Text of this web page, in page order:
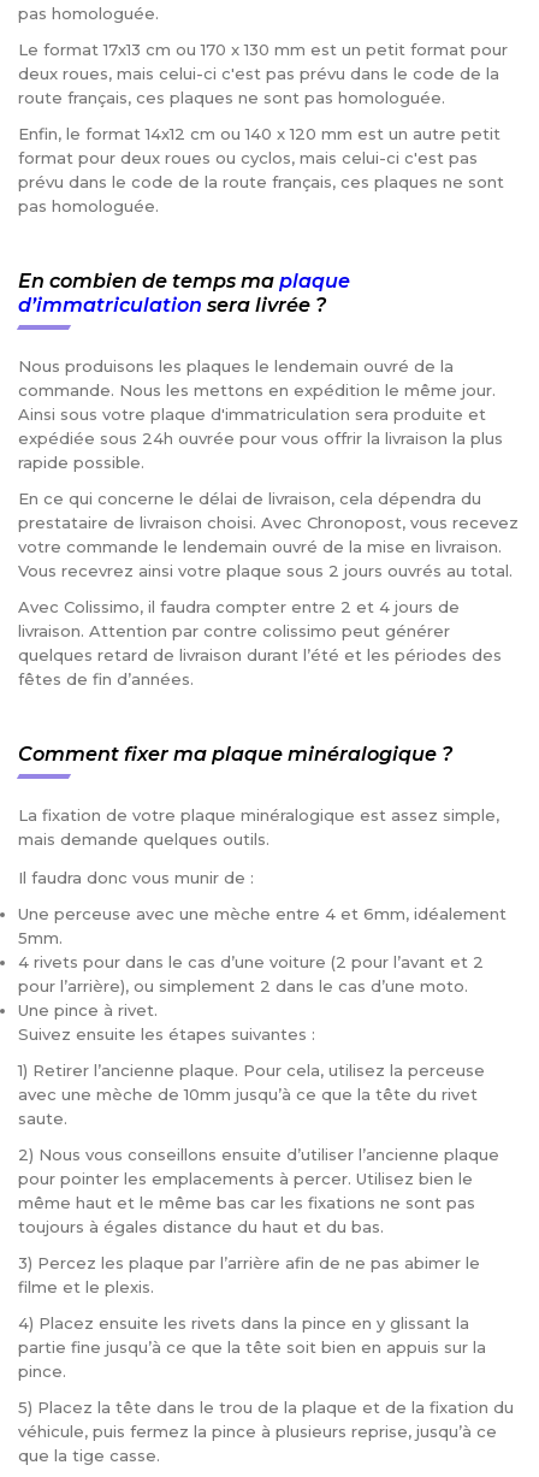
pas homologuée.
Le format 17x13 cm ou 170 x 130 mm est un petit format pour
deux roues, mais celui-ci c'est pas prévu dans le code de la
route français, ces plaques ne sont pas homologuée.
Enfin, le format 14x12 cm ou 140 x 120 mm est un autre petit
format pour deux roues ou cyclos, mais celui-ci c'est pas
prévu dans le code de la route français, ces plaques ne sont
pas homologuée.
En combien de temps ma plaque
d’immatriculation sera livrée ?
Nous produisons les plaques le lendemain ouvré de la
commande. Nous les mettons en expédition le même jour.
Ainsi sous votre plaque d'immatriculation sera produite et
expédiée sous 24h ouvrée pour vous offrir la livraison la plus
rapide possible.
En ce qui concerne le délai de livraison, cela dépendra du
prestataire de livraison choisi. Avec Chronopost, vous recevez
votre commande le lendemain ouvré de la mise en livraison.
Vous recevrez ainsi votre plaque sous 2 jours ouvrés au total.
Avec Colissimo, il faudra compter entre 2 et 4 jours de
livraison. Attention par contre colissimo peut générer
quelques retard de livraison durant l’été et les périodes des
fêtes de fin d’années.
Comment fixer ma plaque minéralogique ?
La fixation de votre plaque minéralogique est assez simple,
mais demande quelques outils.
Il faudra donc vous munir de :
Une perceuse avec une mèche entre 4 et 6mm, idéalement
5mm.
4 rivets pour dans le cas d’une voiture (2 pour l’avant et 2
pour l’arrière), ou simplement 2 dans le cas d’une moto.
Une pince à rivet.
Suivez ensuite les étapes suivantes :
1) Retirer l’ancienne plaque. Pour cela, utilisez la perceuse
avec une mèche de 10mm jusqu’à ce que la tête du rivet
saute.
2) Nous vous conseillons ensuite d’utiliser l’ancienne plaque
pour pointer les emplacements à percer. Utilisez bien le
même haut et le même bas car les fixations ne sont pas
toujours à égales distance du haut et du bas.
3) Percez les plaque par l’arrière afin de ne pas abimer le
filme et le plexis.
4) Placez ensuite les rivets dans la pince en y glissant la
partie fine jusqu’à ce que la tête soit bien en appuis sur la
pince.
5) Placez la tête dans le trou de la plaque et de la fixation du
véhicule, puis fermez la pince à plusieurs reprise, jusqu’à ce
que la tige casse.